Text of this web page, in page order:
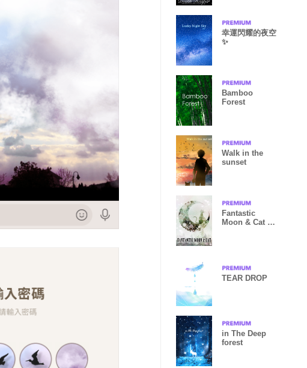
幸運閃耀的夜空
✨
Bamboo
Forest
Walk in the
sunset
Fantastic
Moon & Cat 5-
TEAR DROP
in The Deep
forest